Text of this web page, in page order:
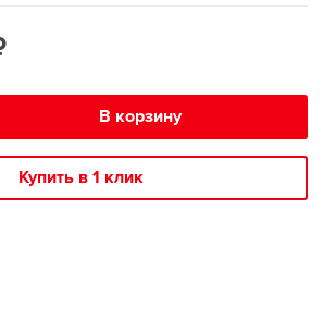
В корзину
Купить в 1 клик